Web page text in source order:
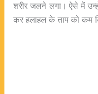
शरीर जलने लगा। ऐसे में
कर हलाहल के ताप को कम